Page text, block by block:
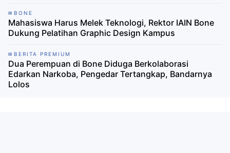
BONE
Mahasiswa Harus Melek Teknologi, Rektor IAIN Bone
Dukung Pelatihan Graphic Design Kampus
BERITA PREMIUM
Dua Perempuan di Bone Diduga Berkolaborasi
Edarkan Narkoba, Pengedar Tertangkap, Bandarnya
Lolos